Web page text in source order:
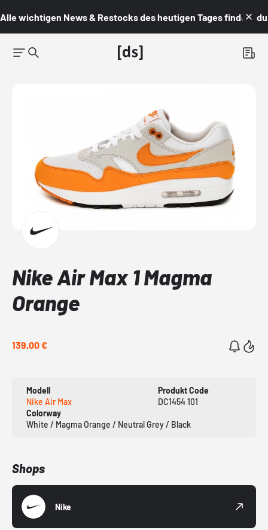
Alle wichtigen News & Restocks des heutigen Tages findest du
Nike Air Max 1 Magma
Orange
139,00 €
Modell
Nike Air Max
Produkt Code
DC1454 101
Colorway
White / Magma Orange / Neutral Grey / Black
Shops
Nike